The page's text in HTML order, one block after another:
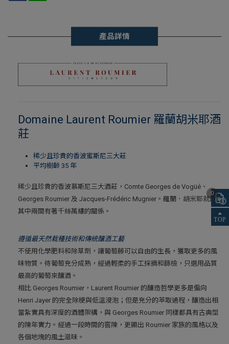
產品詳情
Domaine Laurent Roumier 羅蘭胡米耶酒
莊
稀少且珍貴的香波蜜斯尼三大莊
平均樹齡 35 年
稀少且珍貴的香波慕斯尼三大酒莊，Comte Georges de Vogüé、
Georges Roumier 及 Jacques-Frédéric Mugnier。羅蘭．胡米耶就跟
其中兩間有著千絲萬縷的關係。
遵循最天然栽種技術和傳統釀酒工藝
不使用化學肥料和除草劑，讓葡萄藤可以自由的生長，獲取更多的風
味物質。待葡萄充分成熟，經過輕柔的手工採摘和篩檢，只選用品質
最高的葡萄來釀酒。
相比 Georges Roumier，Laurent Roumier 的釀造哲學更多是偏向
Henri Jayer 的完全除梗與低溫浸泡；但是充分的萃取過程，釀造出相
當紮實具有深度的酒體架構，與 Georges Roumier 同樣都具有古典型
的陳年實力。經過一段時間的窖陳，更顯出 Roumier 家族的風格以及
各個地塊的風土滋味。
0